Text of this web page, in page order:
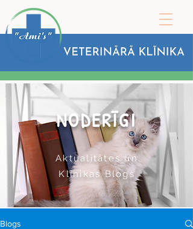
NODERĪGI
Aktualitātes un
Klīnikas Blogs
Blogs